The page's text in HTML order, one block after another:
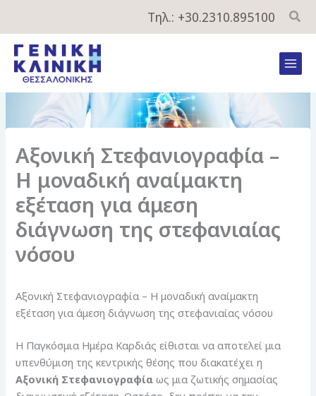
περιεχόμενο
Τηλ.: +30.2310.895100
Αξονική Στεφανιογραφία –
Η μοναδική αναίμακτη
εξέταση για άμεση
διάγνωση της στεφανιαίας
νόσου
Αξονική Στεφανιογραφία – Η μοναδική αναίμακτη
εξέταση για άμεση διάγνωση της στεφανιαίας νόσου
Η Παγκόσμια Ημέρα Καρδιάς είθισται να αποτελεί μια
υπενθύμιση της κεντρικής θέσης που διακατέχει η
Αξονική Στεφανιογραφία ως μια ζωτικής σημασίας